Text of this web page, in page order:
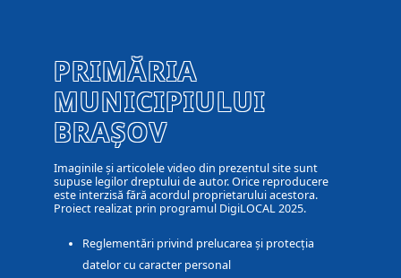
PRIMĂRIA
MUNICIPIULUI
BRAȘOV
Imaginile și articolele video din prezentul site sunt
supuse legilor dreptului de autor. Orice reproducere
este interzisă fără acordul proprietarului acestora.
Proiect realizat prin programul DigiLOCAL 2025.
Reglementări privind prelucarea și protecția
datelor cu caracter personal